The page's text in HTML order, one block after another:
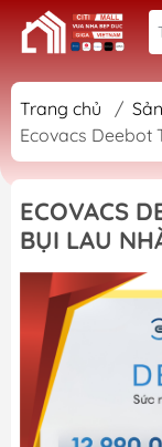
Trang chủ /
Ecovacs Deebot
ECOVACS
BỤI LAU